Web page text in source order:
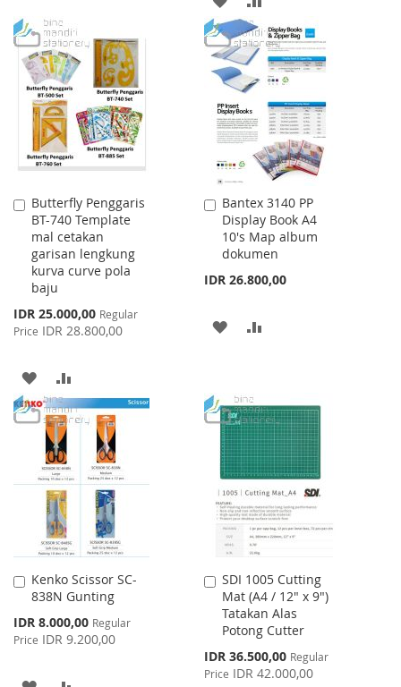
WISH
LIST
COMPARE
TO
WISH
LIST
TO
COMPARE
Butterfly Penggaris
BT-740 Template
mal cetakan
garisan lengkung
kurva curve pola
baju
Special
Price
IDR 25.000,00 Regular
Price IDR 28.800,00
Add
to
Cart
ADD
TO
WISH
LIST
TO
COMPARE
Bantex 3140 PP
Display Book A4
10's Map album
dokumen
IDR 26.800,00
Add
to
Cart
ADD
LIST
Kenko Scissor SC-
838N Gunting
Special
Price
IDR 8.000,00 Regular
Price IDR 9.200,00
Add
to
Cart
SDI 1005 Cutting
Mat (A4 / 12" x 9")
Tatakan Alas
Potong Cutter
Special
Price
IDR 36.500,00 Regular
Price IDR 42.000,00
Add
to
Cart